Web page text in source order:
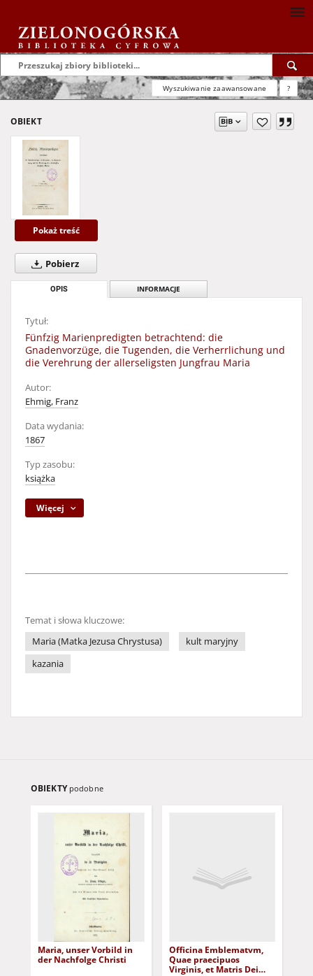
Wyszukiwanie zaawansowane ?
OBIEKT
Pokaż treść
Pobierz
OPIS INFORMACJE
Tytuł:
Fünfzig Marienpredigten betrachtend: die
Gnadenvorzüge, die Tugenden, die Verherrlichung und
die Verehrung der allerseligsten Jungfrau Maria
Autor:
Ehmig, Franz
Data wydania:
1867
Typ zasobu:
książka
Więcej
Temat i słowa kluczowe:
Maria (Matka Jezusa Chrystusa)
kult maryjny
kazania
OBIEKTY podobne
Maria, unser Vorbild in
der Nachfolge Christi
Officina Emblematvm,
Quae praecipuos
Virginis, et Matris Dei